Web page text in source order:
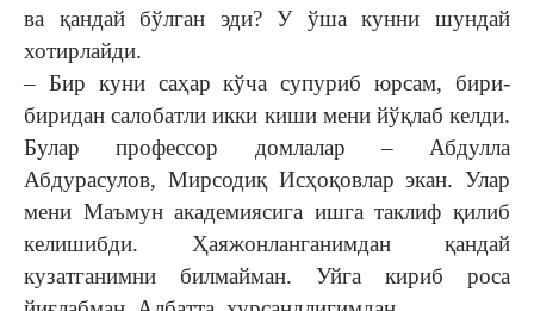
ва қандай бўлган эди? У ўша кунни шундай
хотирлайди.
– Бир куни саҳар кўча супуриб юрсам, бири-
биридан салобатли икки киши мени йўқлаб келди.
Булар профессор домлалар – Абдулла
Абдурасулов, Мирсодиқ Исҳоқовлар экан. Улар
мени Маъмун академиясига ишга таклиф қилиб
келишибди. Ҳаяжонланганимдан қандай
кузатганимни билмайман. Уйга кириб роса